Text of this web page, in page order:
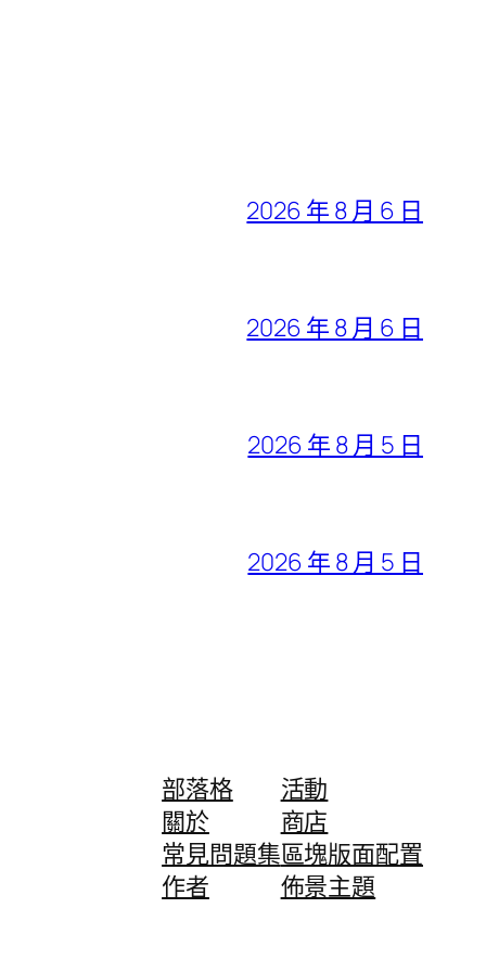
2026 年 8 月 6 日
2026 年 8 月 6 日
2026 年 8 月 5 日
2026 年 8 月 5 日
部落格
關於
常見問題集
作者
活動
商店
區塊版面配置
佈景主題